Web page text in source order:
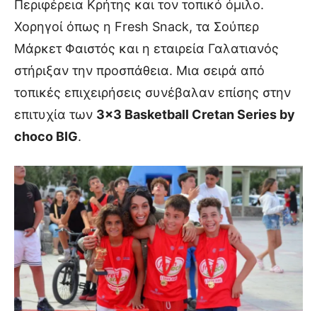
Περιφέρεια Κρήτης και τον τοπικό όμιλο.
Χορηγοί όπως η Fresh Snack, τα Σούπερ
Μάρκετ Φαιστός και η εταιρεία Γαλατιανός
στήριξαν την προσπάθεια. Μια σειρά από
τοπικές επιχειρήσεις συνέβαλαν επίσης στην
επιτυχία των 3×3 Basketball Cretan Series by
choco BIG.